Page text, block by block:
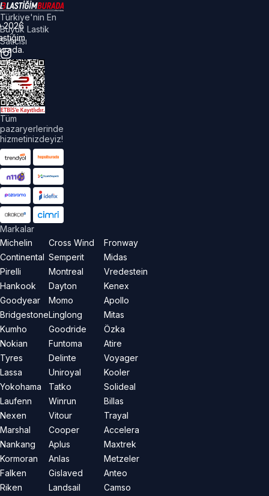
Türkiye'nin En
Büyük Lastik
Satıcısı
Tüm
pazaryerlerinde
hizmetinizdeyiz!
Markalar
Michelin
Continental
Pirelli
Hankook
Goodyear
Bridgestone
Kumho
Nokian
Tyres
Lassa
Yokohama
Laufenn
Nexen
Marshal
Nankang
Kormoran
Falken
Riken
Cross Wind
Semperit
Montreal
Dayton
Momo
Linglong
Goodride
Funtoma
Delinte
Uniroyal
Tatko
Winrun
Vitour
Cooper
Aplus
Anlas
Gislaved
Landsail
Fronway
Midas
Vredestein
Kenex
Apollo
Mitas
Özka
Atire
Voyager
Kooler
Solideal
Billas
Trayal
Accelera
Maxtrek
Metzeler
Anteo
Camso
2026